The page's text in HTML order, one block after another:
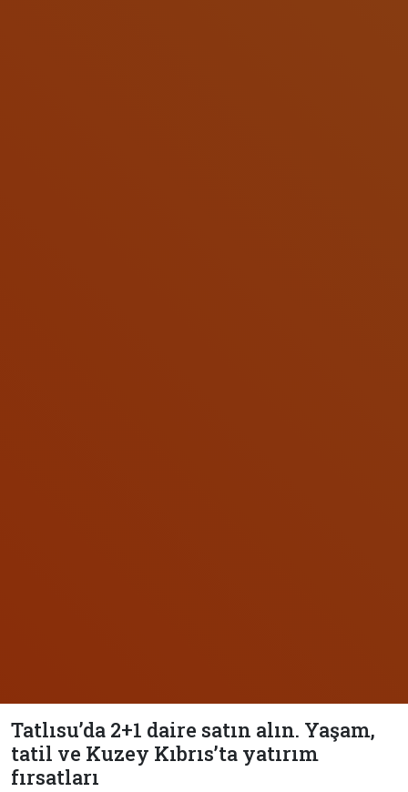
Tatlısu’da 2+1 daire satın alın. Yaşam,
tatil ve Kuzey Kıbrıs’ta yatırım
fırsatları